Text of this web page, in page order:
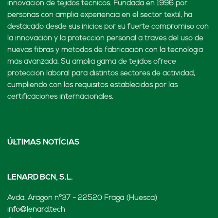
innovación de tejidos técnicos. Fundada en 1996 por
personas con amplia experiencia en el sector textil, ha
destacado desde sus inicios por su fuerte compromiso con
la innovación y la protección personal a través del uso de
nuevas fibras y métodos de fabricación con la tecnología
más avanzada. Su amplia gama de tejidos ofrece
protección laboral para distintos sectores de actividad,
cumpliendo con los requisitos establecidos por las
certificaciones internacionales.
ÚLTIMAS NOTÍCIAS
LENARD BCN, S.L.
Avda. Aragón nº37 - 22520 Fraga (Huesca)
info@lenard.tech